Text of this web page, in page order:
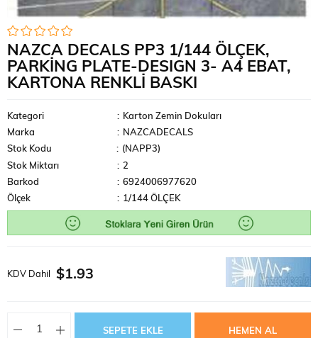
NAZCA DECALS PP3 1/144 ÖLÇEK,
PARKING PLATE-DESIGN 3- A4 EBAT,
KARTONA RENKLI BASKI
Kategori : Karton Zemin Dokuları
Marka
: NAZCADECALS
Stok Kodu
(NAPP3)
Stok Miktarı
: 2
Barkod
: 6924006977620
Ölçek
: 1/144 ÖLÇEK
KDV Dahil $1.93